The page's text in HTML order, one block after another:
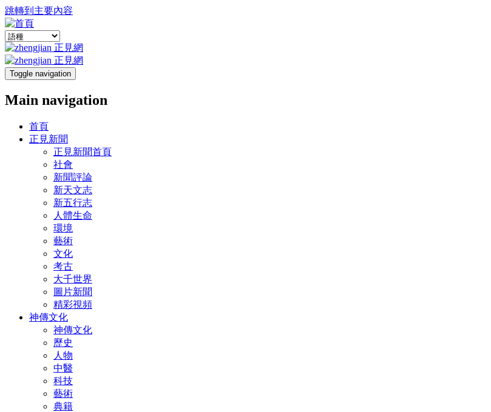
跳轉到主要內容
Toggle navigation
Main navigation
首頁
正見新聞
正見新聞首頁
社會
新聞評論
新天文志
新五行志
人體生命
環境
藝術
文化
考古
大千世界
圖片新聞
精彩視頻
神傳文化
神傳文化
歷史
人物
中醫
科技
藝術
典籍